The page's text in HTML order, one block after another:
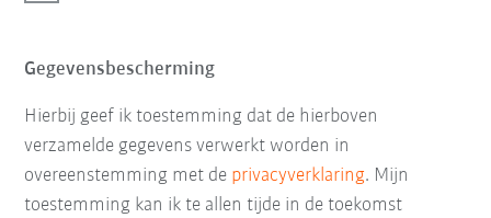
Gegevensbescherming
Hierbij geef ik toestemming dat de hierboven
verzamelde gegevens verwerkt worden in
overeenstemming met de privacyverklaring. Mijn
toestemming kan ik te allen tijde in de toekomst